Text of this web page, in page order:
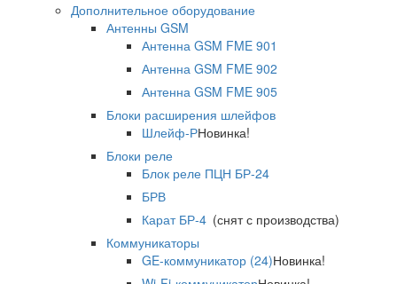
Дополнительное оборудование
Антенны GSM
Антенна GSM FME 901
Антенна GSM FME 902
Антенна GSM FME 905
Блоки расширения шлейфов
Шлейф-РНовинка!
Блоки реле
Блок реле ПЦН БР-24
БРВ
Карат БР-4 (снят с производства)
Коммуникаторы
GE-коммуникатор (24)Новинка!